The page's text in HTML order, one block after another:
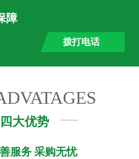
障
拨打电话
四大优势
服务 采购无忧